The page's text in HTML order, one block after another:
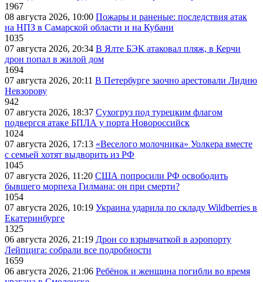
1967
08 августа 2026, 10:00 Пожары и раненые: последствия атак
на НПЗ в Самарской области и на Кубани
1035
07 августа 2026, 20:34 В Ялте БЭК атаковал пляж, в Керчи
дрон попал в жилой дом
1694
07 августа 2026, 20:11 В Петербурге заочно арестовали Лидию
Невзорову
942
07 августа 2026, 18:37 Сухогруз под турецким флагом
подвергся атаке БПЛА у порта Новороссийск
1024
07 августа 2026, 17:13 «Веселого молочника» Уолкера вместе
с семьей хотят выдворить из РФ
1045
07 августа 2026, 11:20 США попросили РФ освободить
бывшего морпеха Гилмана: он при смерти?
1054
07 августа 2026, 10:19 Украина ударила по складу Wildberries в
Екатеринбурге
1325
06 августа 2026, 21:19 Дрон со взрывчаткой в аэропорту
Лейпцига: собрали все подробности
1659
06 августа 2026, 21:06 Ребёнок и женщина погибли во время